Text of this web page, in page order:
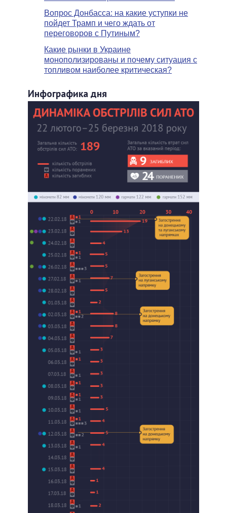
Вопрос Донбасса: на какие уступки не
пойдет Трамп и чего ждать от
переговоров с Путиным?
Какие рынки в Украине
монополизированы и почему ситуация с
топливом наиболее критическая?
Инфографика дня